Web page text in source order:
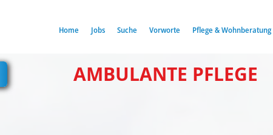
Home Jobs Suche Vorworte Pflege & Wohnberatung
AMBULANTE PFLEGE